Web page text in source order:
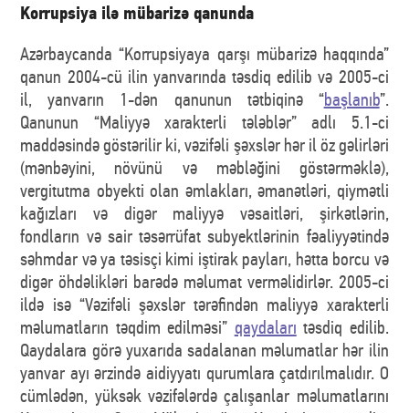
Korrupsiya ilə mübarizə qanunda
Azərbaycanda “Korrupsiyaya qarşı mübarizə haqqında”
qanun 2004-cü ilin yanvarında təsdiq edilib və 2005-ci
il, yanvarın 1-dən qanunun tətbiqinə “başlanıb”.
Qanunun “Maliyyə xarakterli tələblər” adlı 5.1-ci
maddəsində göstərilir ki, vəzifəli şəxslər hər il öz gəlirləri
(mənbəyini, növünü və məbləğini göstərməklə),
vergitutma obyekti olan əmlakları, əmanətləri, qiymətli
kağızları və digər maliyyə vəsaitləri, şirkətlərin,
fondların və sair təsərrüfat subyektlərinin fəaliyyətində
səhmdar və ya təsisçi kimi iştirak payları, hətta borcu və
digər öhdəlikləri barədə məlumat verməlidirlər. 2005-ci
ildə isə “Vəzifəli şəxslər tərəfindən maliyyə xarakterli
məlumatların təqdim edilməsi” qaydaları təsdiq edilib.
Qaydalara görə yuxarıda sadalanan məlumatlar hər ilin
yanvar ayı ərzində aidiyyatı qurumlara çatdırılmalıdır. O
cümlədən, yüksək vəzifələrdə çalışanlar məlumatlarını